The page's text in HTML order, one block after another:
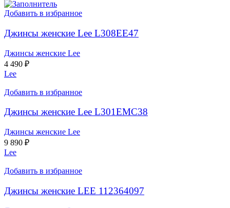
Добавить в избранное
Джинсы женские Lee L308EE47
Джинсы женские Lee
4 490 ₽
Lee
Добавить в избранное
Джинсы женские Lee L301EMC38
Джинсы женские Lee
9 890 ₽
Lee
Добавить в избранное
Джинсы женские LEE 112364097